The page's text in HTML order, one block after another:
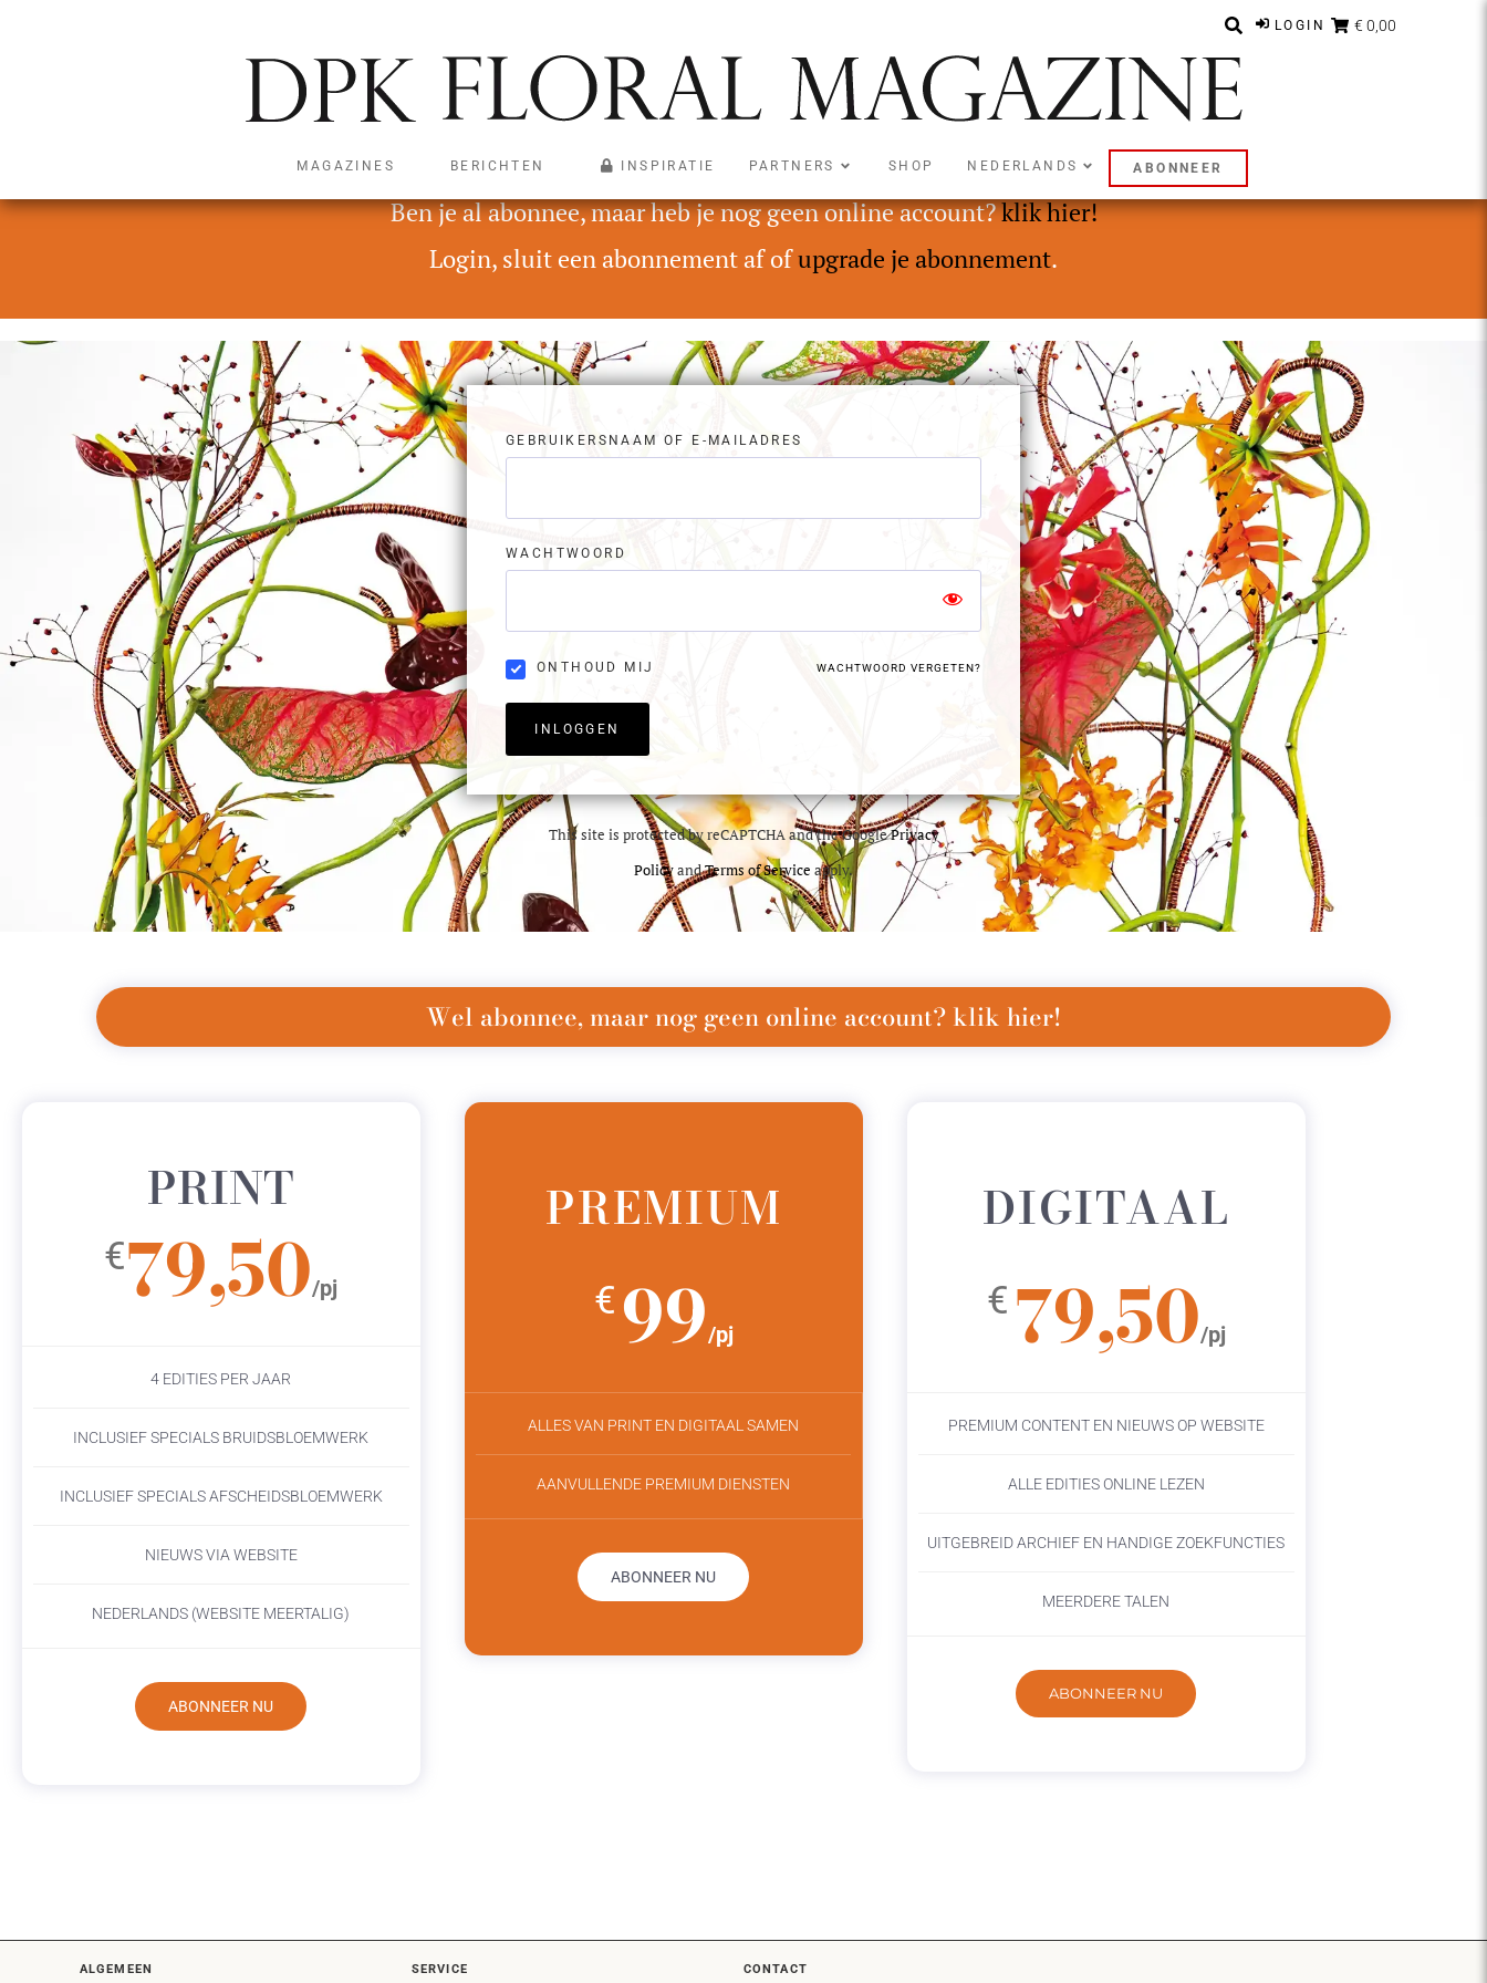
LOGIN € 0,00
MAGAZINES BERICHTEN INSPIRATIE PARTNERS SHOP NEDERLANDS ABONNEER
Deze content is alleen toegankelijk voor abonnees met een Digital Only of Premium abonnement.
Ben je al abonnee, maar heb je nog geen online account?klik hier!
Login, sluit een abonnement af ofupgrade je abonnement.
GEBRUIKERSNAAM OF E-MAILADRES
WACHTWOORD
ONTHOUD MIJ WACHTWOORD VERGETEN?
INLOGGEN
This site is protected by reCAPTCHA and the GooglePrivacy
PolicyandTerms of Service apply.
Wel abonnee, maar nog geen online account? klik hier!
PRINT
€79,50/pj
4 EDITIES PER JAAR
INCLUSIEF SPECIALS BRUIDSBLOEMWERK
INCLUSIEF SPECIALS AFSCHEIDSBLOEMWERK
NIEUWS VIA WEBSITE
NEDERLANDS (WEBSITE MEERTALIG)
ABONNEER NU
PREMIUM
€ 99/pj
ALLES VAN PRINT EN DIGITAAL SAMEN
AANVULLENDE PREMIUM DIENSTEN
ABONNEER NU
DIGITAAL
€ 79,50/pj
PREMIUM CONTENT EN NIEUWS OP WEBSITE
ALLE EDITIES ONLINE LEZEN
UITGEBREID ARCHIEF EN HANDIGE ZOEKFUNCTIES
MEERDERE TALEN
ABONNEER NU
ALGEMEEN SERVICE CONTACT